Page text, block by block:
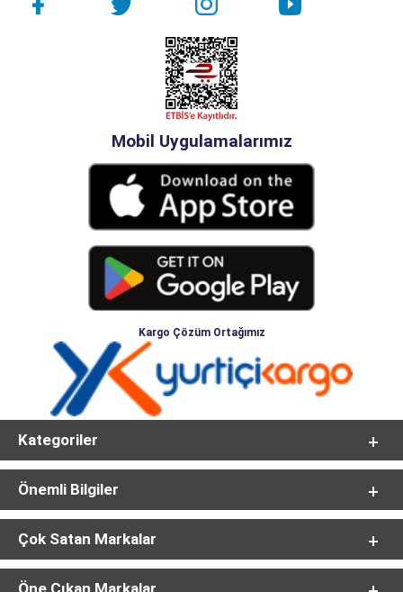
Mobil Uygulamalarımız
Kargo Çözüm Ortağımız
Kategoriler
Önemli Bilgiler
Çok Satan Markalar
Öne Çıkan Markalar